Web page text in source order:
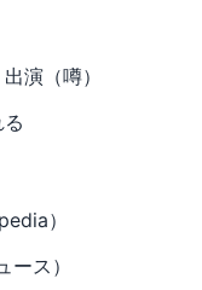
演（噂）
）
ス）